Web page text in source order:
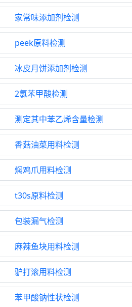
家常味添加剂检测
peek原料检测
冰皮月饼添加剂检测
2氯苯甲酸检测
测定其中苯乙烯含量检测
香菇油菜用料检测
焖鸡爪用料检测
t30s原料检测
包装漏气检测
麻辣鱼块用料检测
驴打滚用料检测
苯甲酸钠性状检测